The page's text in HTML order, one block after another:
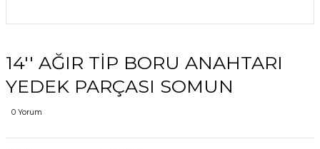
14'' AĞIR TİP BORU ANAHTARI
YEDEK PARÇASI SOMUN
0 Yorum